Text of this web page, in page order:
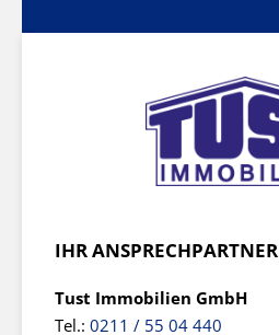
IHR ANSPRECHPARTNER
Tust Immobilien GmbH
Tel.: 0211 / 55 04 440